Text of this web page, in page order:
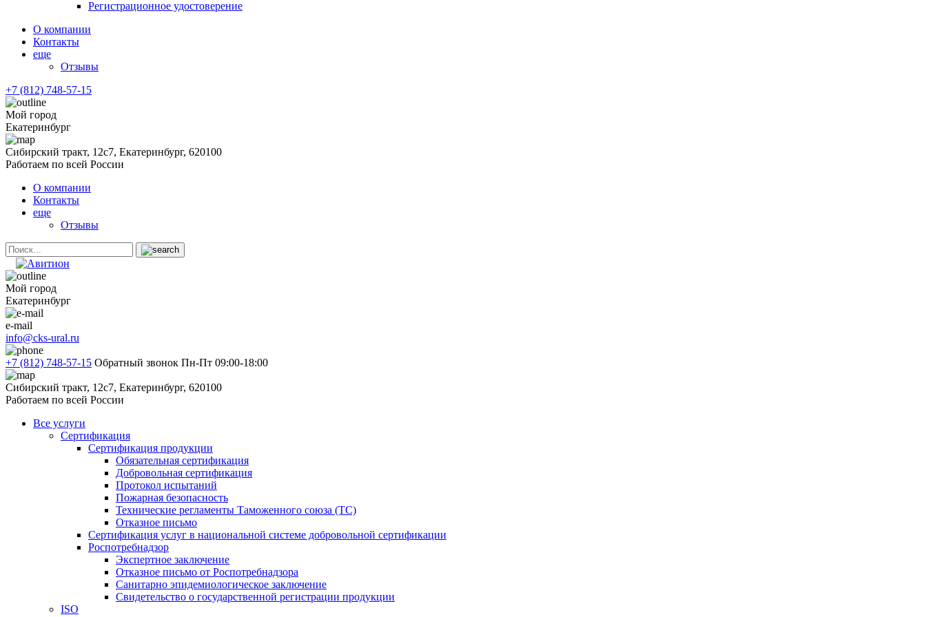
Регистрационное удостоверение
О компании
Контакты
еще
Отзывы
+7 (812) 748-57-15
Мой город
Екатеринбург
Сибирский тракт, 12с7, Екатеринбург, 620100
Работаем по всей России
О компании
Контакты
еще
Отзывы
Мой город
Екатеринбург
e-mail
info@cks-ural.ru
+7 (812) 748-57-15 Обратный звонок Пн-Пт 09:00-18:00
Сибирский тракт, 12с7, Екатеринбург, 620100
Работаем по всей России
Все услуги
Сертификация
Сертификация продукции
Обязательная сертификация
Добровольная сертификация
Протокол испытаний
Пожарная безопасность
Технические регламенты Таможенного союза (ТС)
Отказное письмо
Сертификация услуг в национальной системе добровольной сертификации
Роспотребнадзор
Экспертное заключение
Отказное письмо от Роспотребнадзора
Санитарно эпидемиологическое заключение
Свидетельство о государственной регистрации продукции
ISO